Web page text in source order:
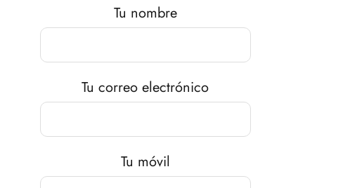
Tu nombre
Tu correo electrónico
Tu móvil